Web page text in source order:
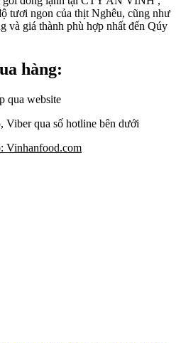
tươi ngon của thịt Nghêu, cũng như
và giá thành phù hợp nhất đến Qúy
hàng:
qua website
Viber qua số hotline bên dưới
Vinhanfood.com